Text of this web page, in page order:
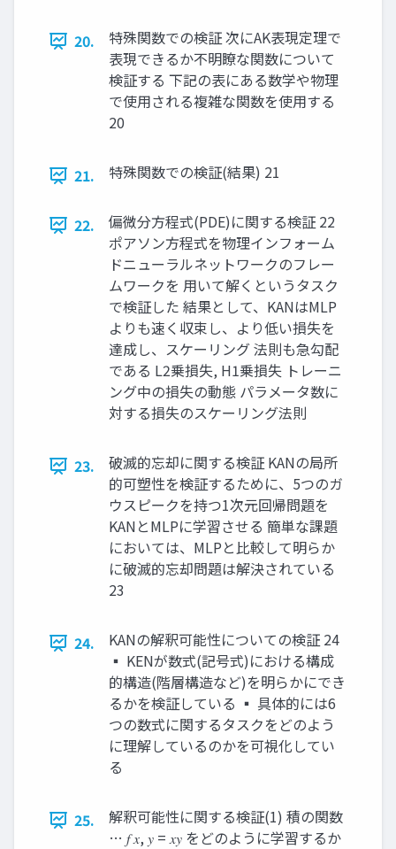
20.
特殊関数での検証 次にAK表現定理で
表現できるか不明瞭な関数について
検証する 下記の表にある数学や物理
で使用される複雑な関数を使用する
20
21. 特殊関数での検証(結果) 21
22.
偏微分方程式(PDE)に関する検証 22
ポアソン方程式を物理インフォーム
ドニューラルネットワークのフレー
ムワークを 用いて解くというタスク
で検証した 結果として、KANはMLP
よりも速く収束し、より低い損失を
達成し、スケーリング 法則も急勾配
である L2乗損失, H1乗損失 トレーニ
ング中の損失の動態 パラメータ数に
対する損失のスケーリング法則
23.
破滅的忘却に関する検証 KANの局所
的可塑性を検証するために、5つのガ
ウスピークを持つ1次元回帰問題を
KANとMLPに学習させる 簡単な課題
においては、MLPと比較して明らか
に破滅的忘却問題は解決されている
23
24.
KANの解釈可能性についての検証 24
▪ KENが数式(記号式)における構成
的構造(階層構造など)を明らかにでき
るかを検証している ▪ 具体的には6
つの数式に関するタスクをどのよう
に理解しているのかを可視化してい
る
25.
解釈可能性に関する検証(1) 積の関数
… 𝑓 𝑥, 𝑦 = 𝑥𝑦 をどのように学習するか